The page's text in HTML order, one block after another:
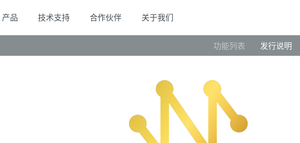
产品 技术支持 合作伙伴 关于我们
发行说明
功能列表